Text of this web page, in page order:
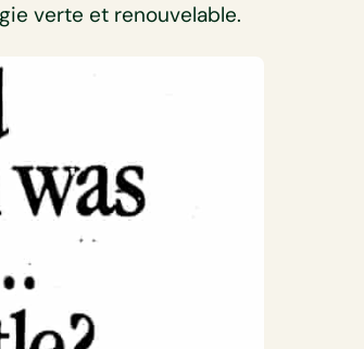
verte et renouvelable.